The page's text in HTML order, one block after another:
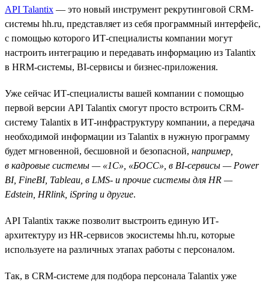
API Talantix — это новый инструмент рекрутинговой СRM-
системы hh.ru, представляет из себя программный интерфейс,
с помощью которого ИТ-специалисты компании могут
настроить интеграцию и передавать информацию из Talantix
в HRM-системы, BI-сервисы и бизнес-приложения.
Уже сейчас ИТ-специалисты вашей компании с помощью
первой версии API Talantix смогут просто встроить CRM-
систему Talantix в ИТ-инфраструктуру компании, а передача
необходимой информации из Talantix в нужную программу
будет мгновенной, бесшовной и безопасной, например,
в кадровые системы — «1С», «БОСС», в BI-сервисы — Power
BI, FineBI, Tableau, в LMS- и прочие системы для HR —
Edstein, HRlink, iSpring и другие.
API Talantix также позволит выстроить единую ИТ-
архитектуру из HR-сервисов экосистемы hh.ru, которые
используете на различных этапах работы с персоналом.
Так, в CRM-системе для подбора персонала Talantix уже